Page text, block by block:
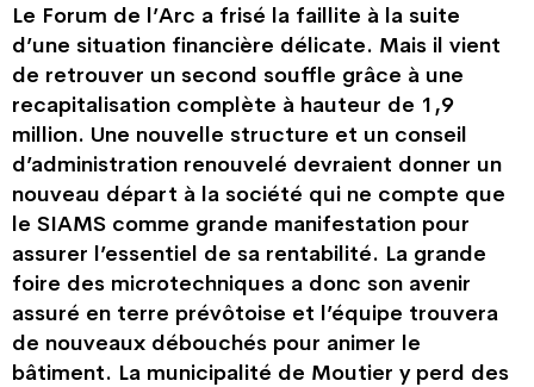
Le Forum de l’Arc a frisé la faillite à la suite
d’une situation financière délicate. Mais il vient
de retrouver un second souffle grâce à une
recapitalisation complète à hauteur de 1,9
million. Une nouvelle structure et un conseil
d’administration renouvelé devraient donner un
nouveau départ à la société qui ne compte que
le SIAMS comme grande manifestation pour
assurer l’essentiel de sa rentabilité. La grande
foire des microtechniques a donc son avenir
assuré en terre prévôtoise et l’équipe trouvera
de nouveaux débouchés pour animer le
bâtiment. La municipalité de Moutier y perd des